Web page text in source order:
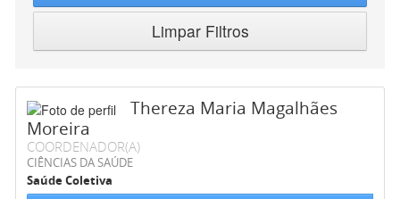
Limpar Filtros
Thereza Maria Magalhães
Moreira
COORDENADOR(A)
CIÊNCIAS DA SAÚDE
Saúde Coletiva